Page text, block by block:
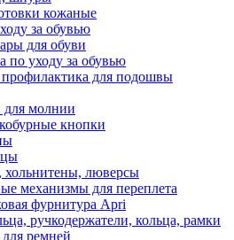
кожаные
за обувью
для обуви
по уходу за обувью
для подошвы
для молнии
кнопки
люверсы
механизмы для переплета
фурнитура Apri
ручкодержатели, кольца, рамки
ремней